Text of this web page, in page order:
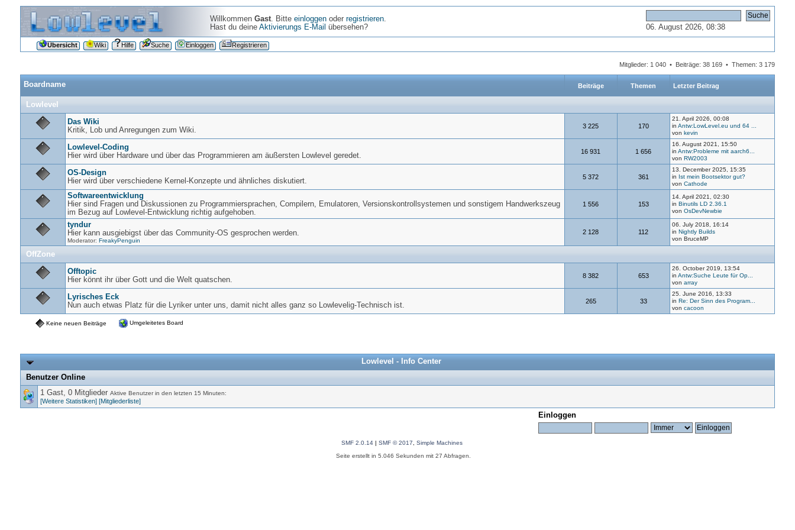
06. August 2026, 08:38
Willkommen Gast. Bitte einloggenoder registrieren.
Hast du deine Aktivierungs E-Mail übersehen?
Übersicht Wiki Hilfe Suche Einloggen Registrieren
Mitglieder: 1 040 • Beiträge: 38 169 • Themen: 3 179
Boardname Beiträge Themen Letzter Beitrag
Lowlevel
Das Wiki
Kritik, Lob und Anregungen zum Wiki.
3 225 170
21. April 2026, 00:08
in Antw:LowLevel.eu und 64 ...
von kevin
Lowlevel-Coding
Hier wird über Hardware und über das Programmieren am äußersten Lowlevel geredet.
16 931 1 656
16. August 2021, 15:50
in Antw:Probleme mit aarch6...
von RW2003
OS-Design
Hier wird über verschiedene Kernel-Konzepte und ähnliches diskutiert.
5 372 361
13. December 2025, 15:35
in Ist mein Bootsektor gut?
von Cathode
Softwareentwicklung
Hier sind Fragen und Diskussionen zu Programmiersprachen, Compilern, Emulatoren, Versionskontrollsystemen und sonstigem Handwerkszeug
im Bezug auf Lowlevel-Entwicklung richtig aufgehoben.
1 556 153
14. April 2021, 02:30
in Binutils LD 2.36.1
von OsDevNewbie
tyndur
Hier kann ausgiebigst über das Community-OS gesprochen werden.
Moderator: FreakyPenguin
2 128 112
06. July 2018, 16:14
in Nightly Builds
von BruceMP
OffZone
Offtopic
Hier könnt ihr über Gott und die Welt quatschen.
8 382 653
26. October 2019, 13:54
in Antw:Suche Leute für Op...
von array
Lyrisches Eck
Nun auch etwas Platz für die Lyriker unter uns, damit nicht alles ganz so Lowlevelig-Technisch ist.
265 33
25. June 2016, 13:33
in Re: Der Sinn des Program...
von cacoon
Keine neuen Beiträge Umgeleitetes Board
Lowlevel - Info Center
Benutzer Online
1 Gast, 0 Mitglieder Aktive Benutzer in den letzten 15 Minuten:
[Weitere Statistiken] [Mitgliederliste]
Einloggen
SMF 2.0.14| SMF © 2017, Simple Machines
Seite erstellt in 5.046 Sekunden mit 27 Abfragen.